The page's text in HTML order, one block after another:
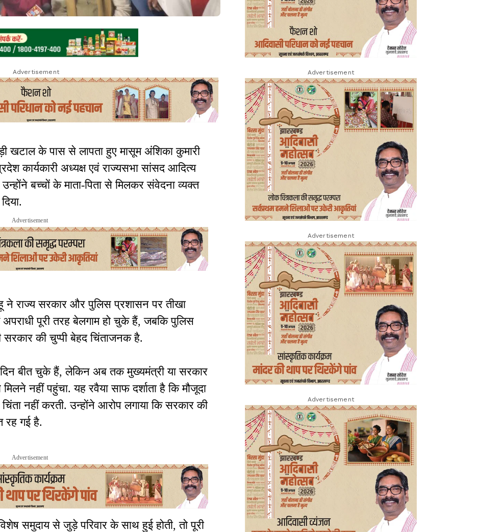
Advertisement
खटाल के पास से लापता हुए मासूम अंशिका कुमारी
कार्यकारी अध्यक्ष एवं राज्यसभा सांसद आदित्य
बच्चों के माता-पिता से मिलकर संवेदना व्यक्त
Advertisement
ने राज्य सरकार और पुलिस प्रशासन पर तीखा
पूरी तरह बेलगाम हो चुके हैं, जबकि पुलिस
की चुप्पी बेहद चिंताजनक है.
बीत चुके हैं, लेकिन अब तक मुख्यमंत्री या सरकार
मिलने नहीं पहुंचा. यह रवैया साफ दर्शाता है कि मौजूदा
नहीं करती. उन्होंने आरोप लगाया कि सरकार की
रह गई है.
Advertisement
समुदाय से जुड़े परिवार के साथ हुई होती, तो पूरी
Advertisement
Advertisement
Advertisement